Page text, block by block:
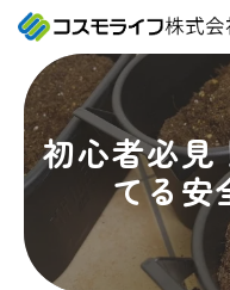
初心者必見
てる安